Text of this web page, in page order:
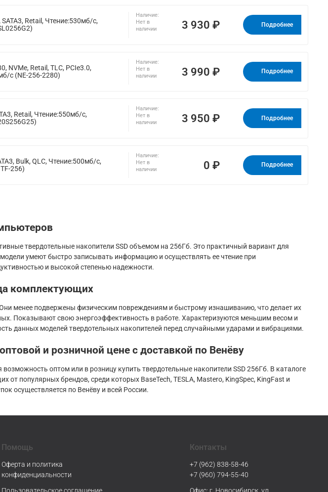
Retail, Чтение:530мб/с,
Наличие:
Нет в
наличии
3 930 ₽ Подробнее
NVMe, Retail, TLC, PCIe3.0,
с (NE-256-2280)
Наличие:
Нет в
наличии
3 990 ₽ Подробнее
Retail, Чтение:550мб/с,
Наличие:
Нет в
наличии
3 950 ₽ Подробнее
Bulk, QLC, Чтение:500мб/с,
256)
Наличие:
Нет в
наличии
0 ₽ Подробнее
твердотельные накопители SSD объемом на 256Гб. Это практичный вариант для
умеют быстро записывать информацию и осуществлять ее чтение при
и высокой степенью надежности.
комплектующих
менее подвержены физическим повреждениям и быстрому изнашиванию, что делает их
Показывают свою энергоэффективность в работе. Характеризуются меньшим весом и
данных моделей твердотельных накопителей перед случайными ударами и вибрациями.
и розничной цене с доставкой по Венёву
возможность оптом или в розницу купить твердотельные накопители SSD 256Гб. В каталоге
популярных брендов, среди которых BaseTech, TESLA, Mastero, KingSpec, KingFast и
осуществляется по Венёву и всей России.
Помощь
Оферта и политика
конфиденциальности
Пользовательское соглашение
Контакты
+7 (962) 838-58-46
+7 (960) 794-55-40
Офис: г. Новосибирск, ул.